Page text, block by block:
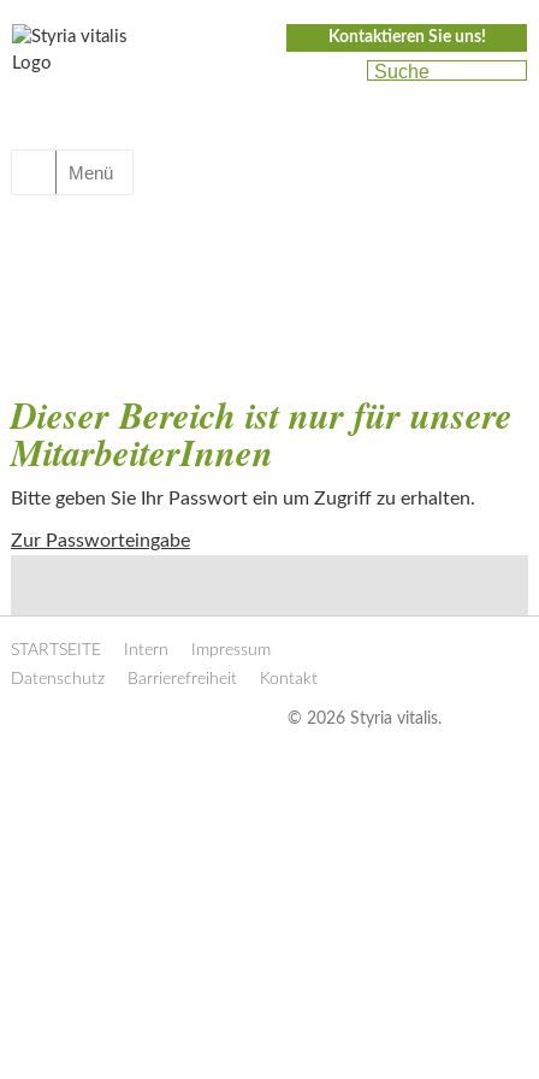
Kontaktieren Sie uns!
Menü
Dieser Bereich ist nur für unsere
MitarbeiterInnen
Bitte geben Sie Ihr Passwort ein um Zugriff zu erhalten.
Zur Passworteingabe
STARTSEITE Intern
Impressum
Datenschutz
Barrierefreiheit Kontakt
© 2026 Styria vitalis.